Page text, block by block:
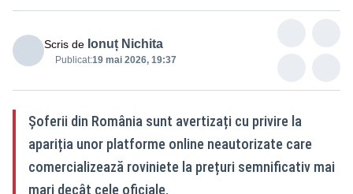
Scris de Ionuț Nichita
Publicat:19 mai 2026, 19:37
Șoferii din România sunt avertizați cu privire la
apariția unor platforme online neautorizate care
comercializează roviniete la prețuri semnificativ mai
mari decât cele oficiale.